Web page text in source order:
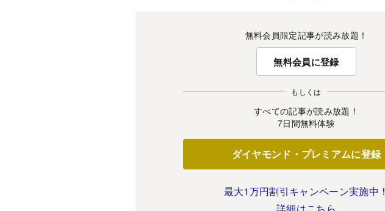
無料会員限定記事が読み放題！
無料会員に登録
もしくは
すべての記事が読み放題！
7日間無料体験
ダイヤモンド・プレミアムに登録
最大1万円割引キャンペーン実施中！